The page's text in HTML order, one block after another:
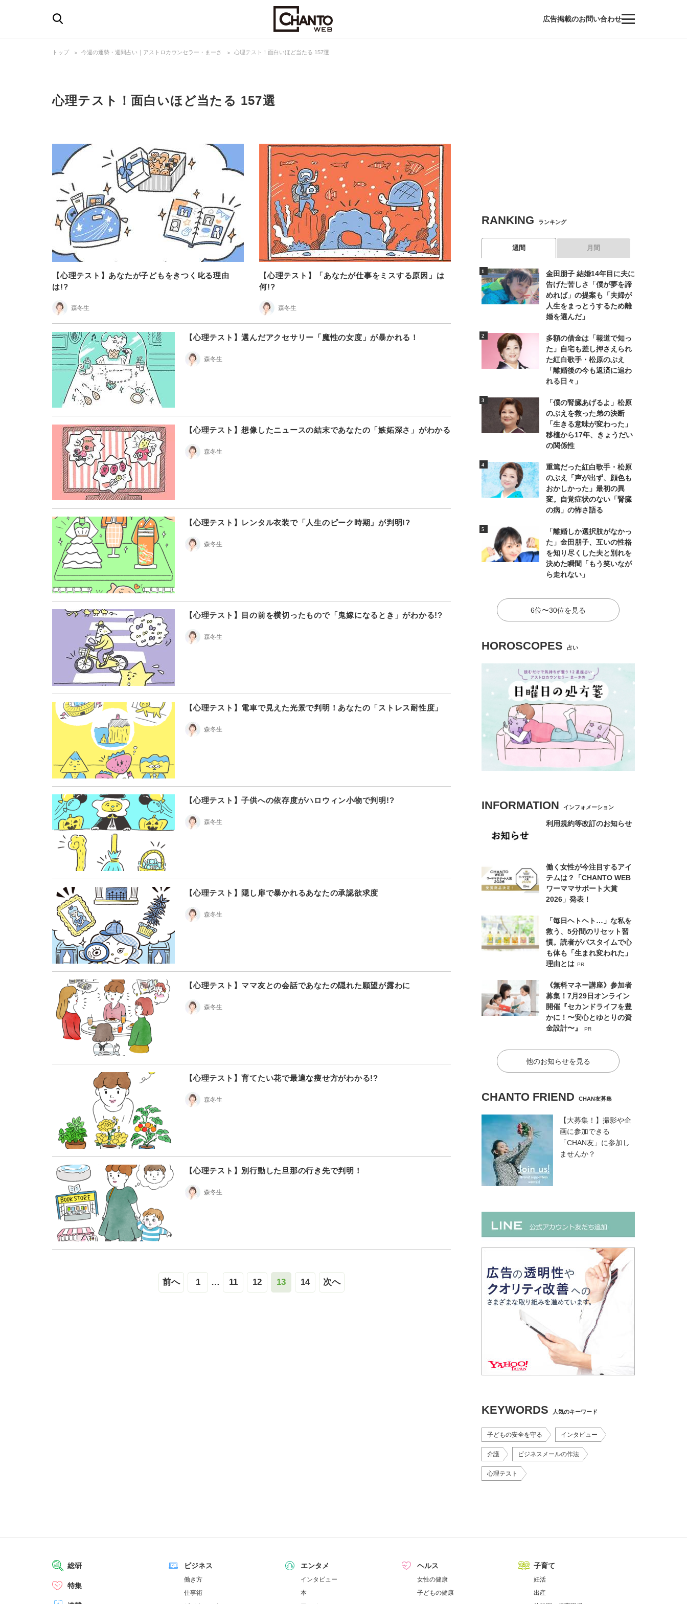
広告掲載のお問い合わせ
トップ 今週の運勢・週間占い｜アストロカウンセラー・まーさ 心理テスト！面白いほど当たる 157選
心理テスト！面白いほど当たる 157選
【心理テスト】あなたが子どもをきつく叱る理由
は!?
森冬生
【心理テスト】「あなたが仕事をミスする原因」は
何!?
森冬生
【心理テスト】選んだアクセサリー「魔性の女度」が暴かれる！
森冬生
【心理テスト】想像したニュースの結末であなたの「嫉妬深さ」がわかる
森冬生
【心理テスト】レンタル衣装で「人生のピーク時期」が判明!?
森冬生
【心理テスト】目の前を横切ったもので「鬼嫁になるとき」がわかる!?
森冬生
【心理テスト】電車で見えた光景で判明！あなたの「ストレス耐性度」
森冬生
【心理テスト】子供への依存度がハロウィン小物で判明!?
森冬生
【心理テスト】隠し扉で暴かれるあなたの承認欲求度
森冬生
【心理テスト】ママ友との会話であなたの隠れた願望が露わに
森冬生
【心理テスト】育てたい花で最適な痩せ方がわかる!?
森冬生
【心理テスト】別行動した旦那の行き先で判明！
森冬生
前へ 1 … 11 12 13 14 次へ
RANKING ランキング
週間 月間
金田朋子 結婚14年目に夫に
告げた苦しさ「僕が夢を諦
めれば」の提案も「夫婦が
人生をまっとうするため離
婚を選んだ」
多額の借金は「報道で知っ
た」自宅も差し押さえられ
た紅白歌手・松原のぶえ
「離婚後の今も返済に追わ
れる日々」
「僕の腎臓あげるよ」松原
のぶえを救った弟の決断
「生きる意味が変わった」
移植から17年、きょうだい
の関係性
重篤だった紅白歌手・松原
のぶえ「声が出ず、顔色も
おかしかった」最初の異
変。自覚症状のない「腎臓
の病」の怖さ語る
「離婚しか選択肢がなかっ
た」金田朋子、互いの性格
を知り尽くした夫と別れを
決めた瞬間「もう笑いなが
ら走れない」
6位〜30位を見る
HOROSCOPES 占い
INFORMATION インフォメーション
利用規約等改訂のお知らせ
働く女性が今注目するアイ
テムは？「CHANTO WEB
ワーママサポート大賞
2026」発表！
「毎日ヘトヘト…」な私を
救う、5分間のリセット習
慣。読者がバスタイムで心
も体も「生まれ変われた」
理由とは PR
《無料マネー講座》参加者
募集！7月29日オンライン
開催『セカンドライフを豊
かに！〜安心とゆとりの資
金設計〜』
PR
他のお知らせを見る
CHANTO FRIEND CHAN友募集
【大募集！】撮影や企
画に参加できる
「CHAN友」に参加し
ませんか？
KEYWORDS 人気のキーワード
子どもの安全を守る インタビュー
介護 ビジネスメールの作法
心理テスト
総研
特集
ビジネス
働き方
仕事術
エンタメ
インタビュー
本
ヘルス
女性の健康
子どもの健康
子育て
妊活
出産